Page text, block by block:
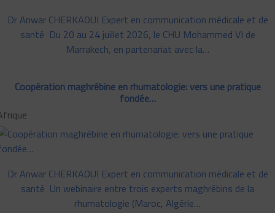
Dr Anwar CHERKAOUI Expert en communication médicale et de
santé Du 20 au 24 juillet 2026, le CHU Mohammed VI de
Marrakech, en partenariat avec la…
Coopération maghrébine en rhumatologie: vers une pratique
fondée…
Dr Anwar CHERKAOUI Expert en communication médicale et de
santé Un webinaire entre trois experts maghrébins de la
rhumatologie (Maroc, Algérie…